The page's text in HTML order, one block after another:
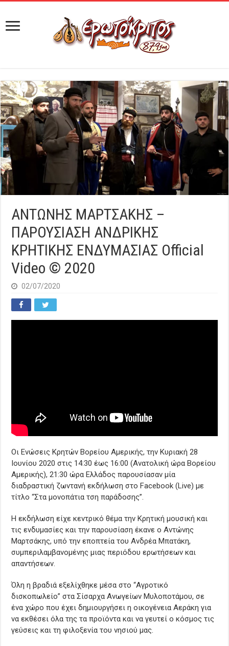
ΑΝΤΩΝΗΣ ΜΑΡΤΣΑΚΗΣ –
ΠΑΡΟΥΣΙΑΣΗ ΑΝΔΡΙΚΗΣ
ΚΡΗΤΙΚΗΣ ΕΝΔΥΜΑΣΙΑΣ Official
Video © 2020
02/07/2020
Οι Ενώσεις Κρητών Βορείου Αμερικής, την Κυριακή 28
Ιουνίου 2020 στις 14:30 έως 16:00 (Ανατολική ώρα Βορείου
Αμερικής), 21:30 ώρα Ελλάδος παρουσίασαν μία
διαδραστική ζωντανή εκδήλωση στο Facebook (Live) με
τίτλο “Στα μονοπάτια τση παράδοσης”.
Η εκδήλωση είχε κεντρικό θέμα την Κρητική μουσική και
τις ενδυμασίες και την παρουσίαση έκανε ο Αντώνης
Μαρτσάκης, υπό την εποπτεία του Ανδρέα Μπατάκη,
συμπεριλαμβανομένης μιας περιόδου ερωτήσεων και
απαντήσεων.
Όλη η βραδιά εξελίχθηκε μέσα στο “Αγροτικό
δισκοπωλείο” στα Σίσαρχα Ανωγείων Μυλοποτάμου, σε
ένα χώρο που έχει δημιουργήσει η οικογένεια Αεράκη για
να εκθέσει όλα της τα προϊόντα και να γευτεί ο κόσμος τις
γεύσεις και τη φιλοξενία του νησιού μας.